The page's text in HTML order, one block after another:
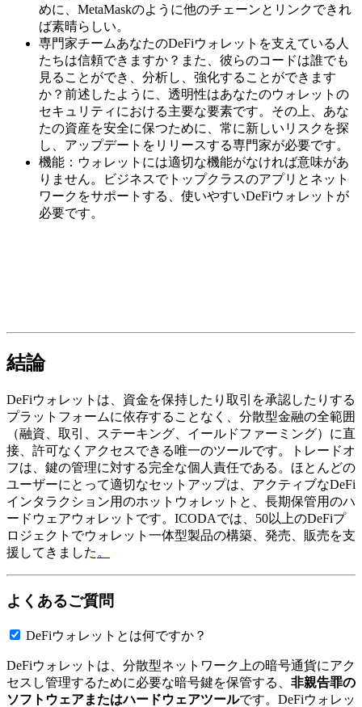
めに、MetaMaskのように他のチェーンとリンクできれ
ば素晴らしい。
専門家チームあなたのDeFiウォレットを支えている人
たちは信頼できますか？また、彼らのコードは誰でも
見ることができ、分析し、強化することができます
か？前述したように、透明性はあなたのウォレットの
セキュリティにおける主要な要素です。その上、あな
たの資産を安全に保つために、常に新しいリスクを探
し、アップデートをリリースする専門家が必要です。
機能：ウォレットには適切な機能がなければ意味があ
りません。ビジネスでトップクラスのアプリとネット
ワークをサポートする、使いやすいDeFiウォレットが
必要です。
結論
DeFiウォレットは、資金を保持したり取引を承認したりする
プラットフォームに依存することなく、分散型金融の全範囲
（融資、取引、ステーキング、イールドファーミング）に直
接、許可なくアクセスできる唯一のツールです。トレードオ
フは、鍵の管理に対する完全な個人責任である。ほとんどの
ユーザーにとって適切なセットアップは、アクティブなDeFi
インタラクション用のホットウォレットと、長期保管用のハ
ードウェアウォレットです。ICODAでは、50以上のDeFiプ
ロジェクトでウォレット一体型製品の構築、発売、販売を支
援してきました 。
よくあるご質問
DeFiウォレットとは何ですか？
DeFiウォレットは、分散型ネットワーク上の暗号通貨にアク
セスし管理するために必要な暗号鍵を保管する、 非親告罪の
ソフトウェアまたはハードウェアツールです。DeFiウォレッ